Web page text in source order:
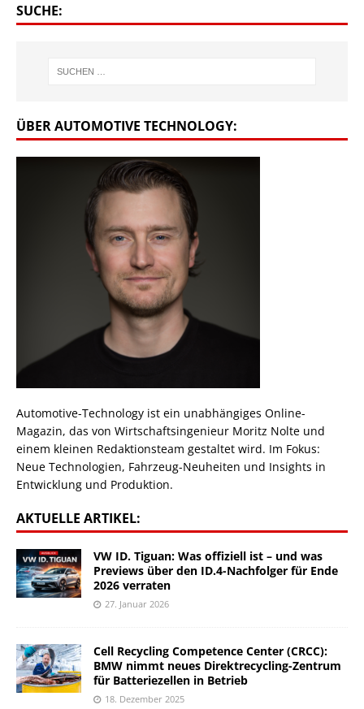
SUCHE:
ÜBER AUTOMOTIVE TECHNOLOGY:
Automotive-Technology ist ein unabhängiges Online-
Magazin, das von Wirtschaftsingenieur Moritz Nolte und
einem kleinen Redaktionsteam gestaltet wird. Im Fokus:
Neue Technologien, Fahrzeug-Neuheiten und Insights in
Entwicklung und Produktion.
AKTUELLE ARTIKEL:
VW ID. Tiguan: Was offiziell ist – und was
Previews über den ID.4-Nachfolger für Ende
2026 verraten
27. Januar 2026
Cell Recycling Competence Center (CRCC):
BMW nimmt neues Direktrecycling-Zentrum
für Batteriezellen in Betrieb
18. Dezember 2025